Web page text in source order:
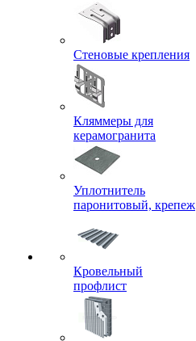
Стеновые крепления
Кляммеры для
керамогранита
Уплотнитель
паронитовый, крепеж
Кровельный
профлист